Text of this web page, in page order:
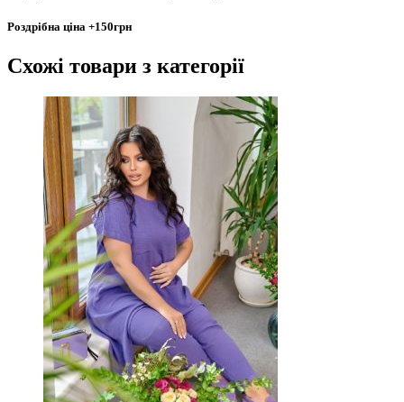
Роздрібна ціна +150грн
Схожі товари з категорії